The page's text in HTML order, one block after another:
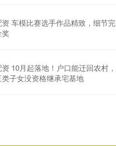
资 车模比赛选手作品精致，细节完
10月起落地！户口能迁回农村，
子女没资格继承宅基地